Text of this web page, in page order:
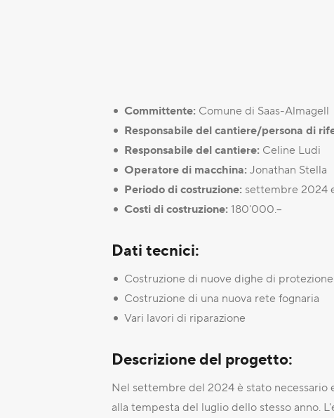
Committente: Comune di Saas-Almagell
Responsabile del cantiere/persona di
Responsabile del cantiere: Celine Ludi
Operatore di macchina: Jonathan Stella
Periodo di costruzione: settembre 2024
Costi di costruzione: 180'000.--
Dati tecnici:
Costruzione di nuove dighe di protezione
Costruzione di una nuova rete fognaria
Vari lavori di riparazione
Descrizione del progetto:
Nel settembre del 2024 è stato necessario
alla tempesta del luglio dello stesso anno.